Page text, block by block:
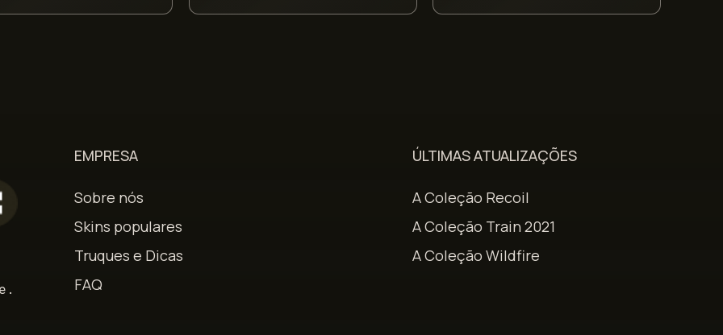
EMPRESA
Sobre nós
Skins populares
Truques e Dicas
FAQ
ÚLTIMAS ATUALIZAÇÕES
A Coleção Recoil
A Coleção Train 2021
A Coleção Wildfire